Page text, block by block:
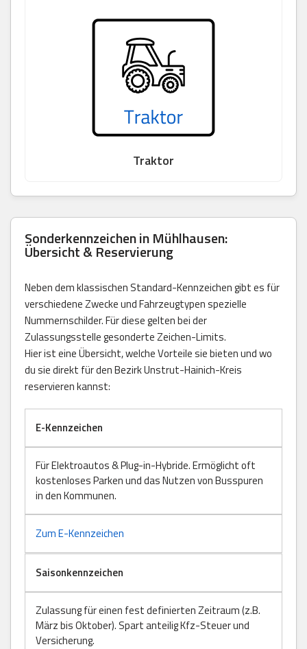
Traktor
Sonderkennzeichen in Mühlhausen:
Übersicht & Reservierung
Neben dem klassischen Standard-Kennzeichen gibt es für
verschiedene Zwecke und Fahrzeugtypen spezielle
Nummernschilder. Für diese gelten bei der
Zulassungsstelle gesonderte Zeichen-Limits.
Hier ist eine Übersicht, welche Vorteile sie bieten und wo
du sie direkt für den Bezirk Unstrut-Hainich-Kreis
reservieren kannst:
E-Kennzeichen
Für Elektroautos & Plug-in-Hybride. Ermöglicht oft
kostenloses Parken und das Nutzen von Busspuren
in den Kommunen.
Zum E-Kennzeichen
Saisonkennzeichen
Zulassung für einen fest definierten Zeitraum (z.B.
März bis Oktober). Spart anteilig Kfz-Steuer und
Versicherung.